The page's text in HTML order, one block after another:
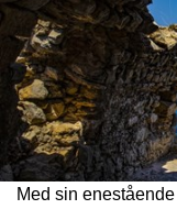
Med sin